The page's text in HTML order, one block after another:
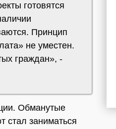
готовятся
Принцип
не уместен.
граждан», -
Обманутые
стал заниматься